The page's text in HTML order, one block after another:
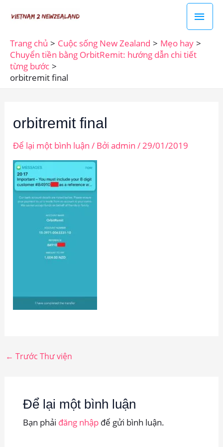
dung
Trang chủ Cuộc sống New Zealand
Mẹo hay
Chuyển tiền bằng OrbitRemit: hướng dẫn chi tiết
từng bước
orbitremit final
orbitremit final
Để lại một bình luận / Bởiadmin/29/01/2019
← Trước Thư viện
Để lại một bình luận
Bạn phải đăng nhậpđể gửi bình luận.